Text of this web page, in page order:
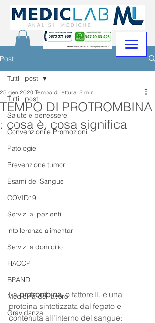
Post
Tutti i post
Salute e benessere
Convenzioni e Promozioni
Patologie
Prevenzione tumori
Esami del Sangue
COVID19
Servizi ai pazienti
intolleranze alimentari
Servizi a domicilio
HACCP
BRAND
Medicina del lavoro
Gravidanza
Tutti i post
TEMPO DI PROTROMBINA
: cosa è, cosa significa
23 gen 2020 Tempo di lettura: 2 min
La protrombina, o fattore II, è una
proteina sintetizzata dal fegato e
contenuta all’interno del sangue: